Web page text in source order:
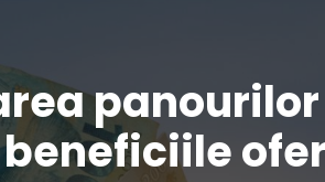
beneficiile